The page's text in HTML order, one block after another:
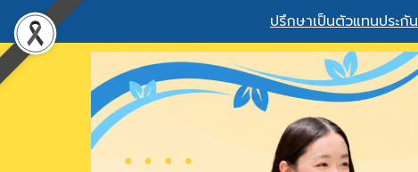
ปรึกษาเป็นตัวแทนประกัน